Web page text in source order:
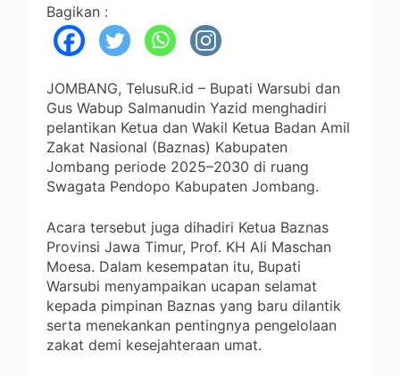
Bagikan :
JOMBANG, TelusuR.id – Bupati Warsubi dan
Gus Wabup Salmanudin Yazid menghadiri
pelantikan Ketua dan Wakil Ketua Badan Amil
Zakat Nasional (Baznas) Kabupaten
Jombang periode 2025–2030 di ruang
Swagata Pendopo Kabupaten Jombang.
Acara tersebut juga dihadiri Ketua Baznas
Provinsi Jawa Timur, Prof. KH Ali Maschan
Moesa. Dalam kesempatan itu, Bupati
Warsubi menyampaikan ucapan selamat
kepada pimpinan Baznas yang baru dilantik
serta menekankan pentingnya pengelolaan
zakat demi kesejahteraan umat.